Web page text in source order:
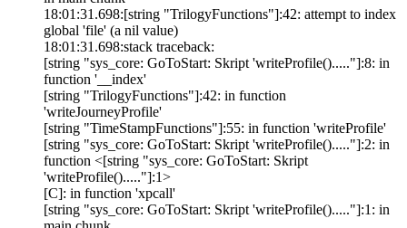
18:01:31.698:[string "TrilogyFunctions"]:42: attempt to index
global 'file' (a nil value)
18:01:31.698:stack traceback:
[string "sys_core: GoToStart: Skript 'writeProfile()....."]:8: in
function '__index'
[string "TrilogyFunctions"]:42: in function
'writeJourneyProfile'
[string "TimeStampFunctions"]:55: in function 'writeProfile'
[string "sys_core: GoToStart: Skript 'writeProfile()....."]:2: in
function <[string "sys_core: GoToStart: Skript
'writeProfile()....."]:1>
[C]: in function 'xpcall'
[string "sys_core: GoToStart: Skript 'writeProfile()....."]:1: in